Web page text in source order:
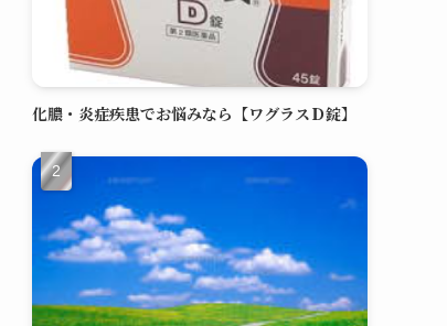
化膿・炎症疾患でお悩みなら【ワグラスＤ錠】